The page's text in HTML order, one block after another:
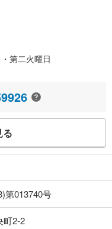
第二火曜日
る
第013740号
町2-2